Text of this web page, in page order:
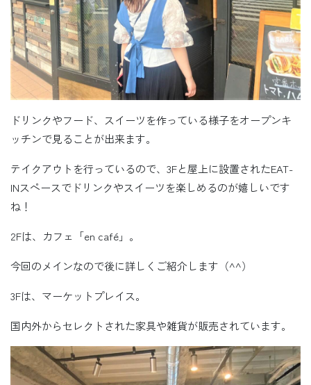
ドリンクやフード、スイーツを作っている様子をオープンキ
ッチンで見ることが出来ます。
テイクアウトを行っているので、3Fと屋上に設置されたEAT-
INスペースでドリンクやスイーツを楽しめるのが嬉しいです
ね！
2Fは、カフェ「en café」。
今回のメインなので後に詳しくご紹介します（^^）
3Fは、マーケットプレイス。
国内外からセレクトされた家具や雑貨が販売されています。